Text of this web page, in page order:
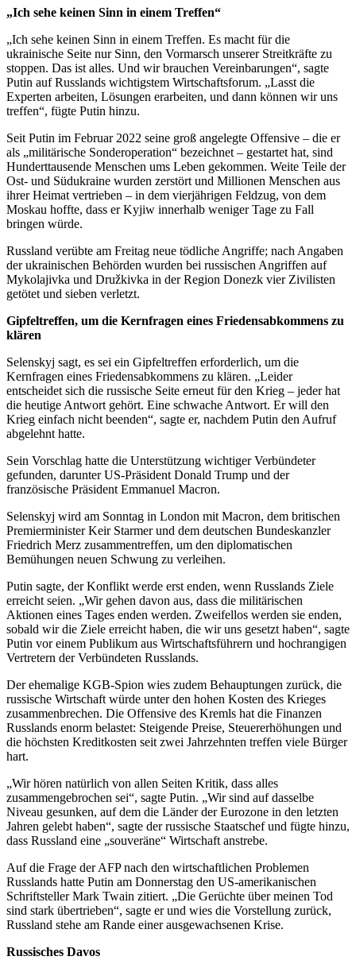
„Ich sehe keinen Sinn in einem Treffen“
„Ich sehe keinen Sinn in einem Treffen. Es macht für die
ukrainische Seite nur Sinn, den Vormarsch unserer Streitkräfte zu
stoppen. Das ist alles. Und wir brauchen Vereinbarungen“, sagte
Putin auf Russlands wichtigstem Wirtschaftsforum. „Lasst die
Experten arbeiten, Lösungen erarbeiten, und dann können wir uns
treffen“, fügte Putin hinzu.
Seit Putin im Februar 2022 seine groß angelegte Offensive – die er
als „militärische Sonderoperation“ bezeichnet – gestartet hat, sind
Hunderttausende Menschen ums Leben gekommen. Weite Teile der
Ost- und Südukraine wurden zerstört und Millionen Menschen aus
ihrer Heimat vertrieben – in dem vierjährigen Feldzug, von dem
Moskau hoffte, dass er Kyjiw innerhalb weniger Tage zu Fall
bringen würde.
Russland verübte am Freitag neue tödliche Angriffe; nach Angaben
der ukrainischen Behörden wurden bei russischen Angriffen auf
Mykolajivka und Družkivka in der Region Donezk vier Zivilisten
getötet und sieben verletzt.
Gipfeltreffen, um die Kernfragen eines Friedensabkommens zu
klären
Selenskyj sagt, es sei ein Gipfeltreffen erforderlich, um die
Kernfragen eines Friedensabkommens zu klären. „Leider
entscheidet sich die russische Seite erneut für den Krieg – jeder hat
die heutige Antwort gehört. Eine schwache Antwort. Er will den
Krieg einfach nicht beenden“, sagte er, nachdem Putin den Aufruf
abgelehnt hatte.
Sein Vorschlag hatte die Unterstützung wichtiger Verbündeter
gefunden, darunter US-Präsident Donald Trump und der
französische Präsident Emmanuel Macron.
Selenskyj wird am Sonntag in London mit Macron, dem britischen
Premierminister Keir Starmer und dem deutschen Bundeskanzler
Friedrich Merz zusammentreffen, um den diplomatischen
Bemühungen neuen Schwung zu verleihen.
Putin sagte, der Konflikt werde erst enden, wenn Russlands Ziele
erreicht seien. „Wir gehen davon aus, dass die militärischen
Aktionen eines Tages enden werden. Zweifellos werden sie enden,
sobald wir die Ziele erreicht haben, die wir uns gesetzt haben“, sagte
Putin vor einem Publikum aus Wirtschaftsführern und hochrangigen
Vertretern der Verbündeten Russlands.
Der ehemalige KGB-Spion wies zudem Behauptungen zurück, die
russische Wirtschaft würde unter den hohen Kosten des Krieges
zusammenbrechen. Die Offensive des Kremls hat die Finanzen
Russlands enorm belastet: Steigende Preise, Steuererhöhungen und
die höchsten Kreditkosten seit zwei Jahrzehnten treffen viele Bürger
hart.
„Wir hören natürlich von allen Seiten Kritik, dass alles
zusammengebrochen sei“, sagte Putin. „Wir sind auf dasselbe
Niveau gesunken, auf dem die Länder der Eurozone in den letzten
Jahren gelebt haben“, sagte der russische Staatschef und fügte hinzu,
dass Russland eine „souveräne“ Wirtschaft anstrebe.
Auf die Frage der AFP nach den wirtschaftlichen Problemen
Russlands hatte Putin am Donnerstag den US-amerikanischen
Schriftsteller Mark Twain zitiert. „Die Gerüchte über meinen Tod
sind stark übertrieben“, sagte er und wies die Vorstellung zurück,
Russland stehe am Rande einer ausgewachsenen Krise.
Russisches Davos